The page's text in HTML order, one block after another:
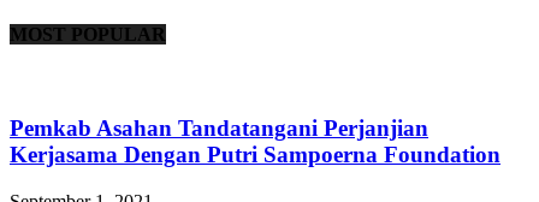
MOST POPULAR
Pemkab Asahan Tandatangani Perjanjian
Kerjasama Dengan Putri Sampoerna Foundation